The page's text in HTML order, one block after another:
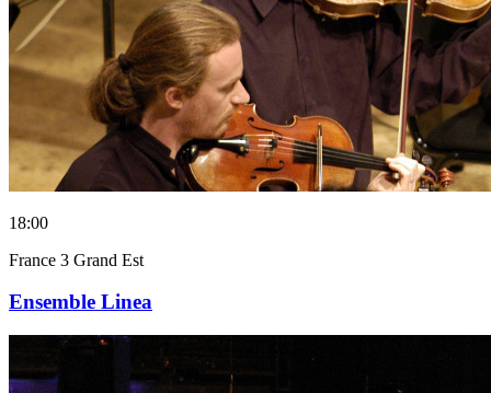
18:00
France 3 Grand Est
Ensemble Linea